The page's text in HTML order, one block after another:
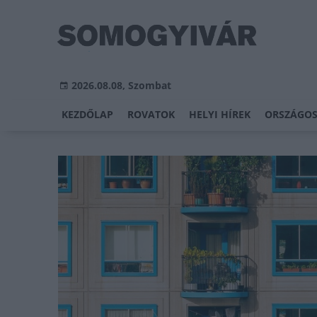
2026.08.08, Szombat
KEZDŐLAP ROVATOK HELYI HÍREK